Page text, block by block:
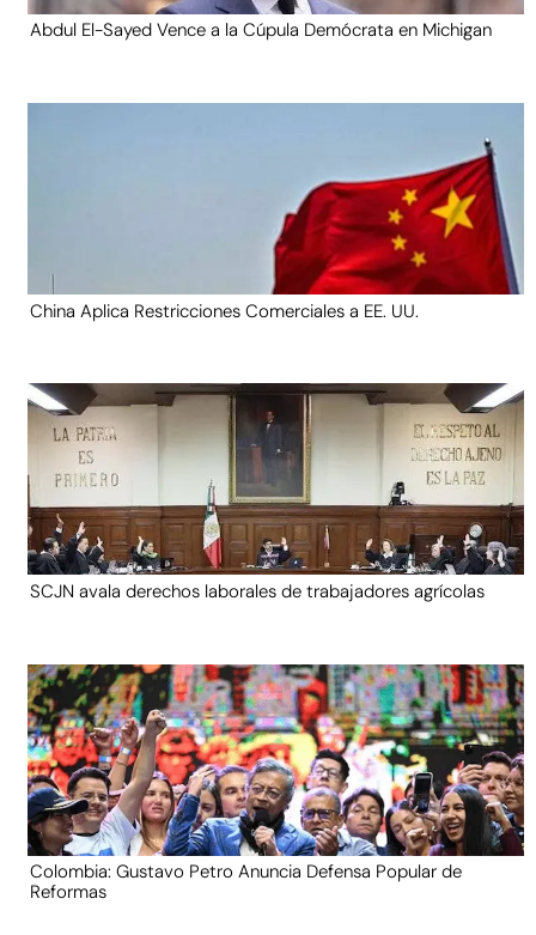
Abdul El-Sayed Vence a la Cúpula Demócrata en Michigan
China Aplica Restricciones Comerciales a EE. UU.
SCJN avala derechos laborales de trabajadores agrícolas
Colombia: Gustavo Petro Anuncia Defensa Popular de
Reformas